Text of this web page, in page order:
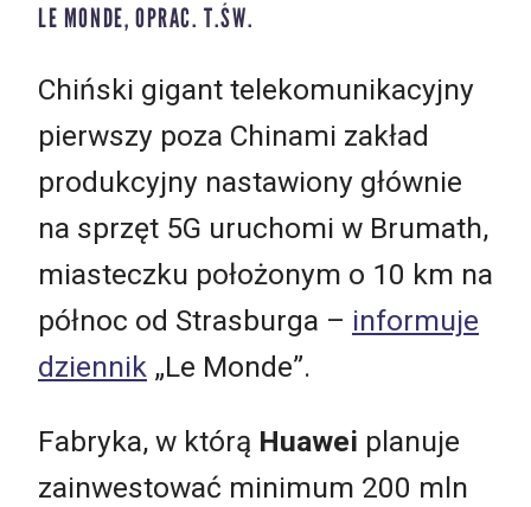
LE MONDE, OPRAC. T.ŚW.
Chiński gigant telekomunikacyjny
pierwszy poza Chinami zakład
produkcyjny nastawiony głównie
na sprzęt 5G uruchomi w Brumath,
miasteczku położonym o 10 km na
północ od Strasburga – informuje
dziennik „Le Monde”.
Fabryka, w którą Huawei planuje
zainwestować minimum 200 mln